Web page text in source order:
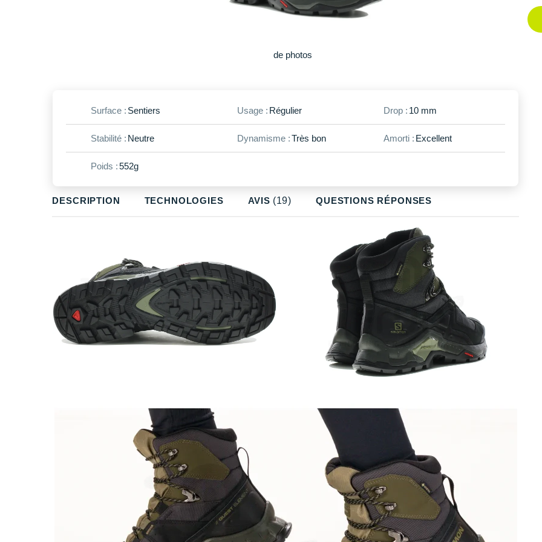
DESCRIPTION TECHNOLOGIES AVIS (19) QUESTIONS RÉPONSES
Surface : Sentiers Usage : Régulier Drop : 10 mm
Stabilité : Neutre Dynamisme :Très bon Amorti : Excellent
Poids :552g
Plus
de photos